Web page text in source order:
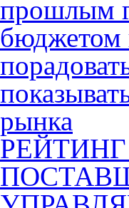
прошлым
бюджетом
рынка